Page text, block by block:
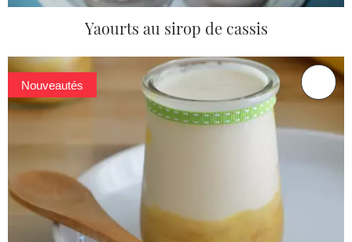
Yaourts au sirop de cassis
Nouveautés